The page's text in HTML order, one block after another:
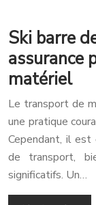
Ski barre
assurance
matériel
Le transport de
une pratique
Cependant, il
de transport,
significatifs. Un…